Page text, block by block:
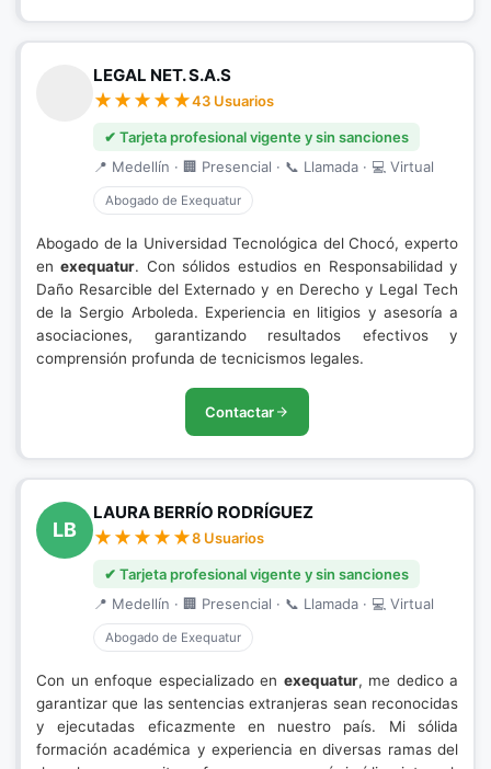
LEGAL NET. S.A.S
43 Usuarios
✔ Tarjeta profesional vigente y sin sanciones
📍 Medellín · 🏢 Presencial · 📞 Llamada · 💻 Virtual
Abogado de Exequatur
Abogado de la Universidad Tecnológica del Chocó, experto
enexequatur. Con sólidos estudios en Responsabilidad y
Daño Resarcible del Externado y en Derecho y Legal Tech
de la Sergio Arboleda. Experiencia en litigios y asesoría a
asociaciones, garantizando resultados efectivos y
comprensión profunda de tecnicismos legales.
Contactar
LB
LAURA BERRÍO RODRÍGUEZ
8 Usuarios
✔ Tarjeta profesional vigente y sin sanciones
📍 Medellín · 🏢 Presencial · 📞 Llamada · 💻 Virtual
Abogado de Exequatur
Con un enfoque especializado en exequatur, me dedico a
garantizar que las sentencias extranjeras sean reconocidas
y ejecutadas eficazmente en nuestro país. Mi sólida
formación académica y experiencia en diversas ramas del